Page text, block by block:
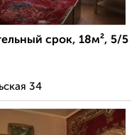
срок, 18м², 5/5
34